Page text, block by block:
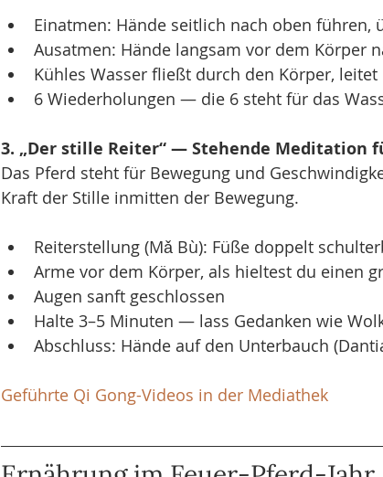
Einatmen: Hände seitlich nach oben führen,
Ausatmen: Hände langsam vor dem Körper
Kühles Wasser fließt durch den Körper, leitet
6 Wiederholungen — die 6 steht für das
3. „Der stille Reiter“ — Stehende Meditation
Das Pferd steht für Bewegung und
Kraft der Stille inmitten der Bewegung.
Reiterstellung (Mǎ Bù): Füße doppelt
Arme vor dem Körper, als hieltest du einen
Augen sanft geschlossen
Halte 3–5 Minuten — lass Gedanken wie
Abschluss: Hände auf den Unterbauch
Geführte Qi Gong-Videos in der Mediathek